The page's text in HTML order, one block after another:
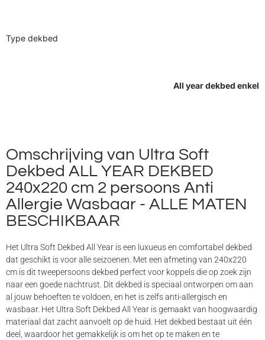
Type dekbed
All year dekbed enkel
Omschrijving van Ultra Soft
Dekbed ALL YEAR DEKBED
240x220 cm 2 persoons Anti
Allergie Wasbaar - ALLE MATEN
BESCHIKBAAR
Het Ultra Soft Dekbed All Year is een luxueus en comfortabel dekbed
dat geschikt is voor alle seizoenen. Met een afmeting van 240x220
cm is dit tweepersoons dekbed perfect voor koppels die op zoek zijn
naar een goede nachtrust. Dit dekbed is speciaal ontworpen om aan
al jouw behoeften te voldoen, en het is zelfs anti-allergisch en
wasbaar. Het Ultra Soft Dekbed All Year is gemaakt van hoogwaardig
materiaal dat zacht aanvoelt op de huid. Het dekbed bestaat uit één
deel, waardoor het gemakkelijk is om het op te maken en te